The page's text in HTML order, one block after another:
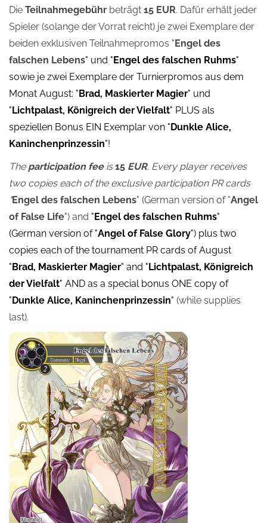
Die Teilnahmegebühr beträgt 15 EUR. Dafür erhält jeder
Spieler (solange der Vorrat reicht) je zwei Exemplare der
beiden exklusiven Teilnahmepromos " Engel des
falschen Lebens" und " Engel des falschen Ruhms"
sowie je zwei Exemplare der Turnierpromos aus dem
Monat August: " Brad, Maskierter Magier" und
" Lichtpalast, Königreich der Vielfalt" PLUS als
speziellen Bonus EIN Exemplar von " Dunkle Alice,
Kaninchenprinzessin"!
The participation feeis15 EUR. Every player receives
two copies each of the exclusive participation PR cards
"Engel des falschen Lebens" (German version of "Angel
of False Life") and " Engel des falschen Ruhms"
(German version of "Angel of False Glory") plus two
copies each of the tournament PR cards of August
" Brad, Maskierter Magier" and " Lichtpalast, Königreich
der Vielfalt" AND as a special bonus ONE copy of
" Dunkle Alice, Kaninchenprinzessin" (while supplies
last).